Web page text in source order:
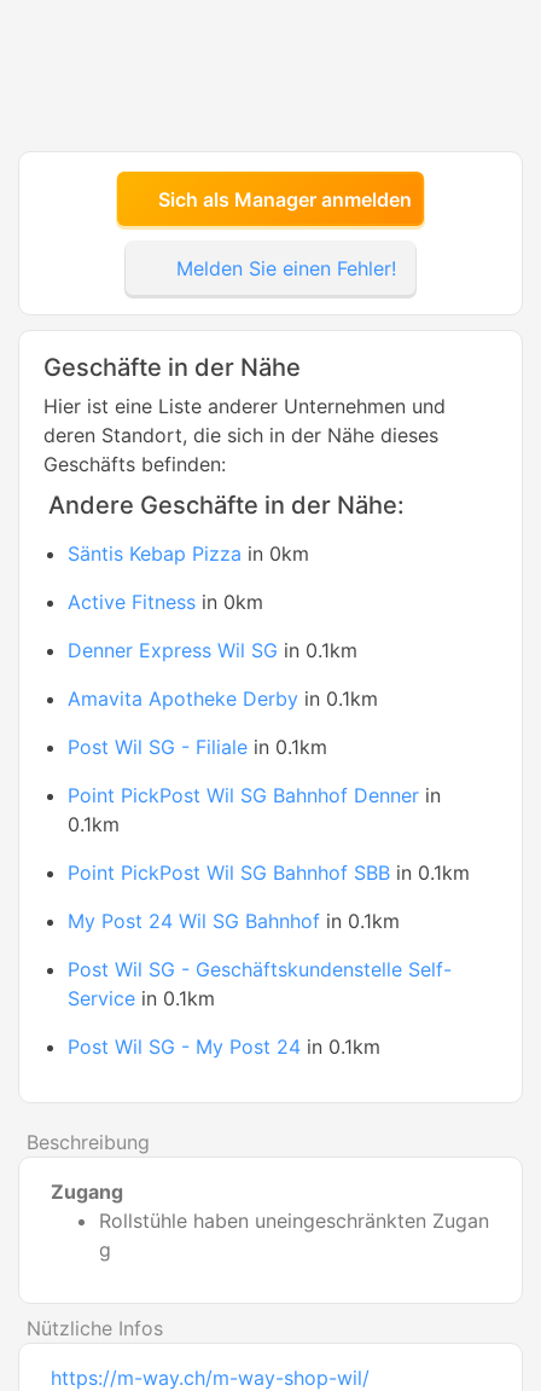
Sich als Manager anmelden
Melden Sie einen Fehler!
Geschäfte in der Nähe
Hier ist eine Liste anderer Unternehmen und
deren Standort, die sich in der Nähe dieses
Geschäfts befinden:
Andere Geschäfte in der Nähe:
Säntis Kebap Pizza in 0km
Active Fitness in 0km
Denner Express Wil SG in 0.1km
Amavita Apotheke Derby in 0.1km
Post Wil SG - Filiale in 0.1km
Point PickPost Wil SG Bahnhof Denner in
0.1km
Point PickPost Wil SG Bahnhof SBB in 0.1km
My Post 24 Wil SG Bahnhof in 0.1km
Post Wil SG - Geschäftskundenstelle Self-
Service in 0.1km
Post Wil SG - My Post 24 in 0.1km
Beschreibung
Zugang
Rollstühle haben uneingeschränkten Zugan
g
Nützliche Infos
https://m-way.ch/m-way-shop-wil/